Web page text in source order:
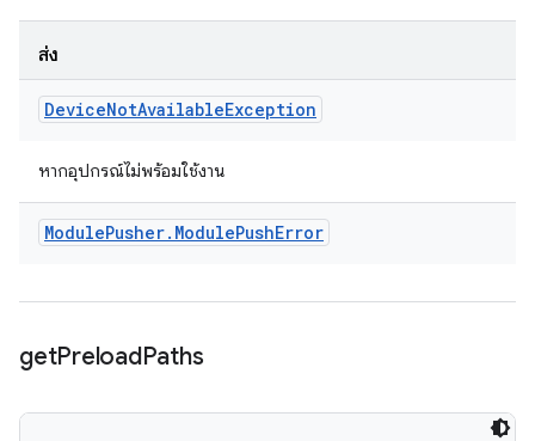
ส่ง
DeviceNotAvailableException
หากอุปกรณ์ไม่พร้อมใช้งาน
ModulePusher. ModulePushError
getPreloadPaths